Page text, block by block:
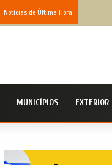
Notícias de Última Hora
MUNICÍPIOS EXTERIOR